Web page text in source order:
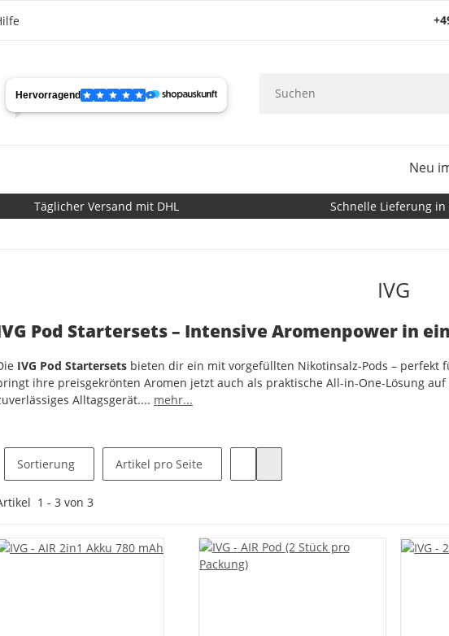
Neu
Täglicher Versand mit DHL Schnelle Lieferung in
IVG
Pod Startersets – Intensive Aromenpower in
IVG Pod Startersets bieten dir ein mit vorgefüllten Nikotinsalz-Pods – perfekt
ihre preisgekrönten Aromen jetzt auch als praktische All-in-One-Lösung
Alltagsgerät.... mehr...
Sortierung Artikel pro Seite
1 - 3 von 3